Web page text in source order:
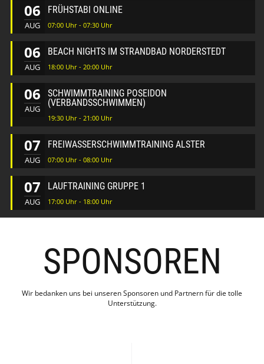
06
AUG
FRÜHSTABI ONLINE
07:00 Uhr - 07:30 Uhr
06
AUG
BEACH NIGHTS IM STRANDBAD NORDERSTEDT
18:00 Uhr - 20:00 Uhr
06
AUG
SCHWIMMTRAINING POSEIDON
(VERBANDSSCHWIMMEN)
19:30 Uhr - 21:00 Uhr
07
AUG
FREIWASSERSCHWIMMTRAINING ALSTER
07:00 Uhr - 08:00 Uhr
07
AUG
LAUFTRAINING GRUPPE 1
17:00 Uhr - 18:00 Uhr
SPONSOREN
Wir bedanken uns bei unseren Sponsoren und Partnern für die tolle
Unterstützung.